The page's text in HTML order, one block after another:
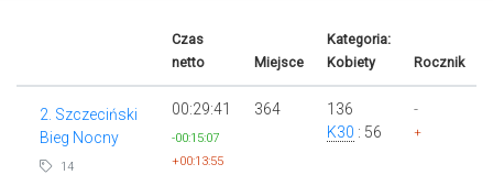
Czas
netto
Miejsce
Kategoria:
Kobiety
Rocznik
2. Szczeciński
Bieg Nocny
14
00:29:41
-00:15:07
+00:13:55
364
136
K30 : 56
-
+